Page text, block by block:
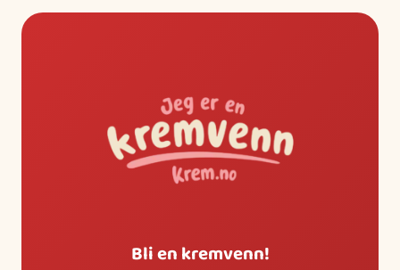
Bli en kremvenn!